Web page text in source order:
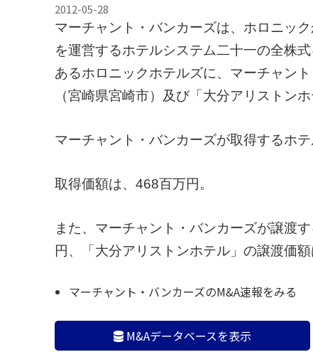
2012-05-28
マーチャント・バンカーズは、ホロニッ
を運営するホテルシステム二十一の全株
あるホロニックホテルズに、マーチャン
（宮崎県宮崎市）及び「大分アリストン
マーチャント・バンカーズが取得するホ
取得価額は、468百万円。
また、マーチャント・バンカーズが譲渡
円、「大分アリストンホテル」の譲渡価
マーチャント・バンカーズのM&A速報をみる
M&Aデータベースを表示